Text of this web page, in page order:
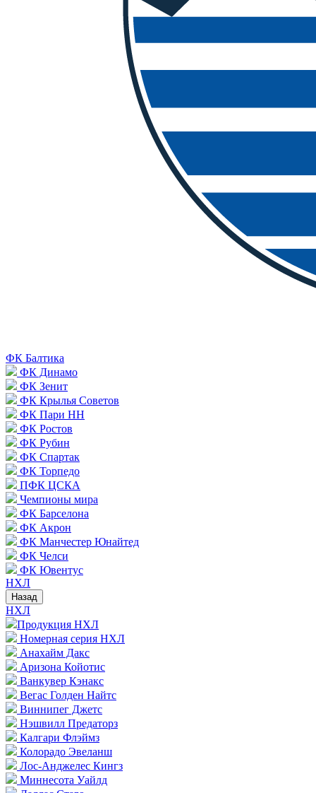
ФК Балтика
ФК Динамо
ФК Зенит
ФК Крылья Советов
ФК Пари НН
ФК Ростов
ФК Рубин
ФК Спартак
ФК Торпедо
ПФК ЦСКА
Чемпионы мира
ФК Барселона
ФК Акрон
ФК Манчестер Юнайтед
ФК Челси
ФК Ювентус
НХЛ
Назад
НХЛ
Продукция НХЛ
Номерная серия НХЛ
Анахайм Дакс
Аризона Койотис
Ванкувер Кэнакс
Вегас Голден Найтс
Виннипег Джетс
Нэшвилл Предаторз
Калгари Флэймз
Колорадо Эвеланш
Лос-Анджелес Кингз
Миннесота Уайлд